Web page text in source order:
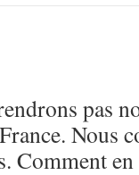
pas
Nous
Comment